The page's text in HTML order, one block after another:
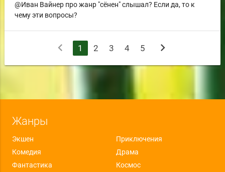
@Иван Вайнер про жанр "сёнен" слышал? Если да, то к
чему эти вопросы?
chevron_left 1 2 3 4 5 chevron_right
Жанры
Экшен
Приключения
Комедия
Драма
Фантастика
Космос